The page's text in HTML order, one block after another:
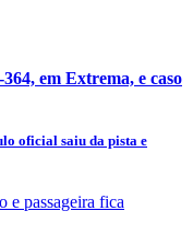
em Extrema, e caso
oficial saiu da pista e